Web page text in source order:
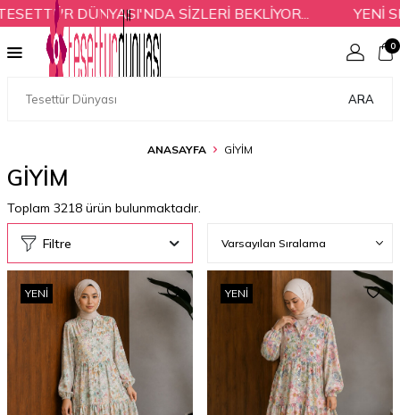
DÜNYASI'NDA SİZLERİ BEKLİYOR... YENİ
ARA
0
ANASAYFA GİYİM
GİYİM
Toplam 3218 ürün bulunmaktadır.
Filtre
YENI YENI